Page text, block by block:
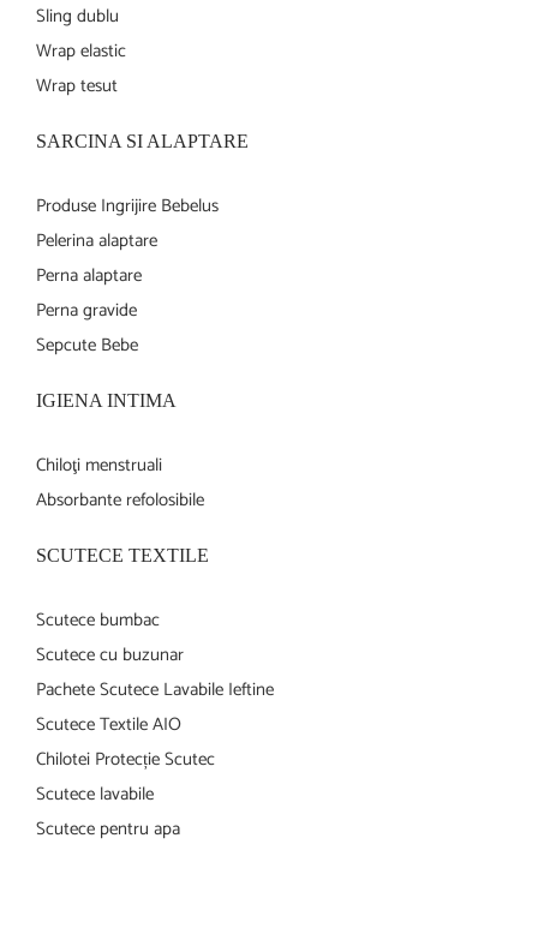
Sling dublu
Wrap elastic
Wrap tesut
SARCINA SI ALAPTARE
Produse Ingrijire Bebelus
Pelerina alaptare
Perna alaptare
Perna gravide
Sepcute Bebe
IGIENA INTIMA
Chiloţi menstruali
Absorbante refolosibile
SCUTECE TEXTILE
Scutece bumbac
Scutece cu buzunar
Pachete Scutece Lavabile Ieftine
Scutece Textile AIO
Chilotei Protecție Scutec
Scutece lavabile
Scutece pentru apa